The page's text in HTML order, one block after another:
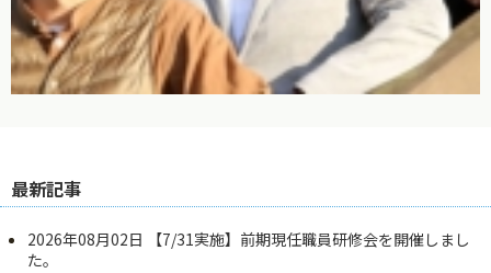
最新記事
2026年08月02日
【7/31実施】前期現任職員研修会を開催しまし
た。